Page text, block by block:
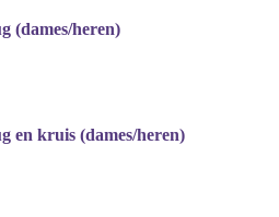
(dames/heren)
en kruis (dames/heren)